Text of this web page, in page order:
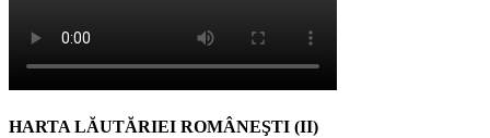
HARTA LĂUTĂRIEI ROMÂNEŞTI (II)